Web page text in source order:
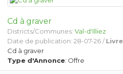
Cd à graver
Districts/Communes: Val-d'Illiez
Date de publication: 28-07-26 /
Cd à graver
Type d'Annonce: Offre